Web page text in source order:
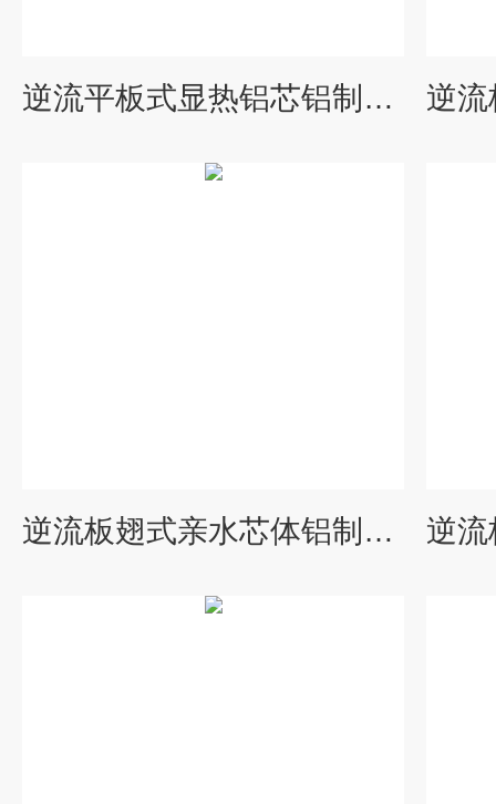
逆流平板式显热铝芯铝制换热装置
逆流板翅式亲水芯体铝制换热器